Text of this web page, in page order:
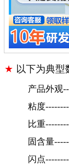
★ 以下为典型
产品外观
粘度
比重
固含量
闪点